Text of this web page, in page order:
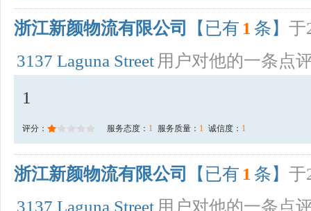
浙江新颜物流有限公司 【已有 1 条】 于
3137 Laguna Street 用户对他的一条点
1
评分： 服务态度： 1 服务质量： 1 诚信度： 1
浙江新颜物流有限公司 【已有 1 条】 于
3137 Laguna Street 用户对他的一条点